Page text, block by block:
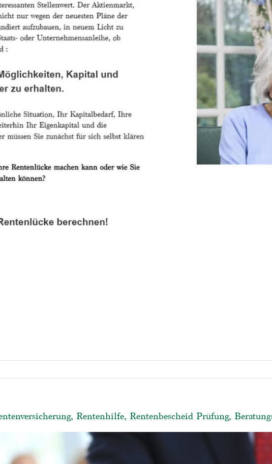
Rentenhilfe, Rentenbescheid Prüfung,